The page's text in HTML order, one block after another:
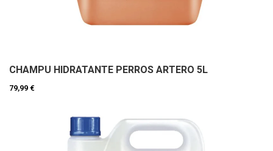
CHAMPU HIDRATANTE PERROS ARTERO 5L
79,99 €